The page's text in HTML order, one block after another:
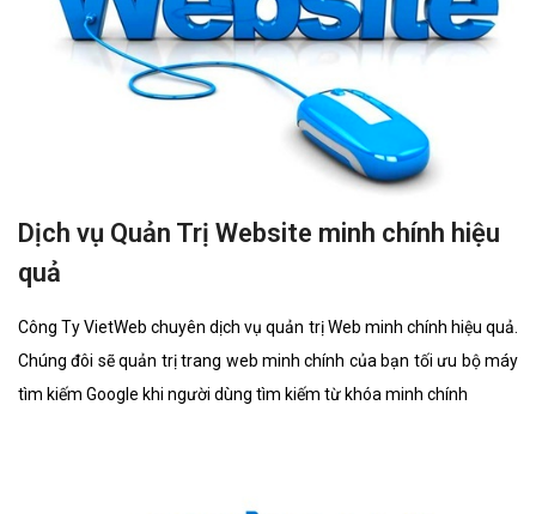
Dịch vụ Quản Trị Website minh chính hiệu
quả
Công Ty VietWeb chuyên dịch vụ quản trị Web minh chính hiệu quả.
Chúng đôi sẽ quản trị trang web minh chính của bạn tối ưu bộ máy
tìm kiếm Google khi người dùng tìm kiếm từ khóa minh chính